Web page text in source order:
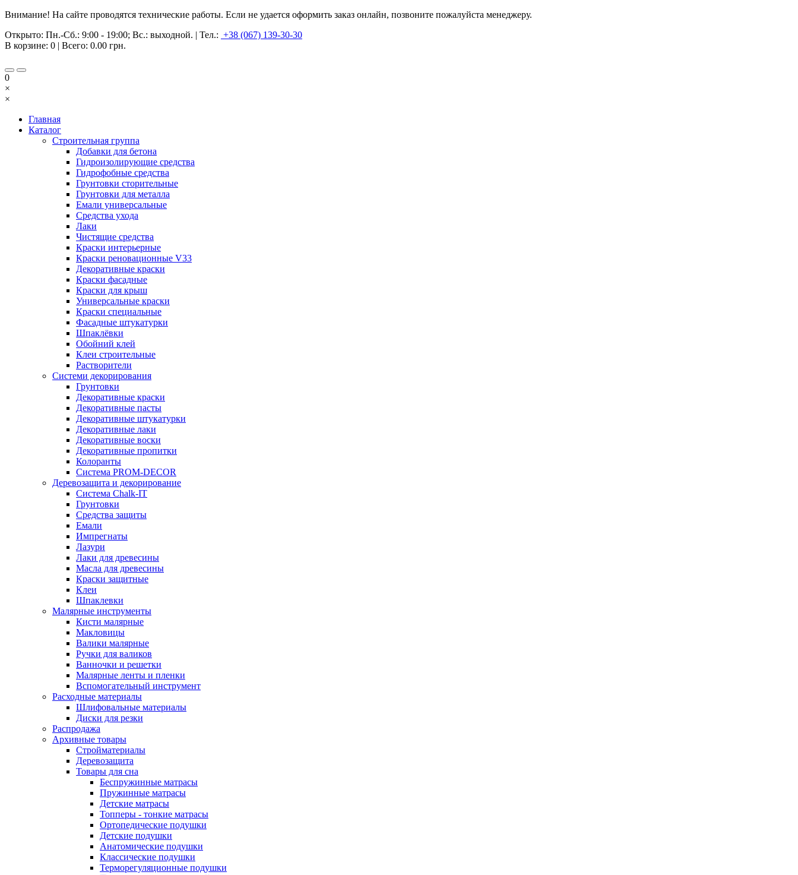
Внимание! На сайте проводятся технические работы. Если не удается оформить заказ онлайн, позвоните пожалуйста менеджеру.
Открыто: Пн.-Сб.: 9:00 - 19:00; Вс.: выходной. | Тел.: +38 (067) 139-30-30
В корзине: 0 | Всего: 0.00 грн.
0
×
×
Главная
Каталог
Строительная группа
Добавки для бетона
Гидроизолирующие средства
Гидрофобные средства
Грунтовки сторительные
Грунтовки для металла
Емали универсальные
Средства ухода
Лаки
Чистящие средства
Краски интерьерные
Краски реновационные V33
Декоративные краски
Краски фасадные
Краски для крыш
Универсальные краски
Краски специальные
Фасадные штукатурки
Шпаклёвки
Обойний клей
Клеи строительные
Растворители
Системи декорирования
Грунтовки
Декоративные краски
Декоративные пасты
Декоративные штукатурки
Декоративные лаки
Декоративные воски
Декоративные пропитки
Колоранты
Система PROM-DECOR
Деревозащита и декорирование
Система Chalk-IT
Грунтовки
Средства защиты
Емали
Импрегнаты
Лазури
Лаки для древесины
Масла для древесины
Краски защитные
Клеи
Шпаклевки
Малярные инструменты
Кисти малярные
Макловицы
Валики малярные
Ручки для валиков
Ванночки и решетки
Малярные ленты и пленки
Вспомогательный инструмент
Расходные материалы
Шлифовальные материалы
Диски для резки
Распродажа
Архивные товары
Стройматериалы
Деревозащита
Товары для сна
Беспружинные матрасы
Пружинные матрасы
Детские матрасы
Топперы - тонкие матрасы
Ортопедические подушки
Детские подушки
Анатомические подушки
Классические подушки
Терморегуляционные подушки